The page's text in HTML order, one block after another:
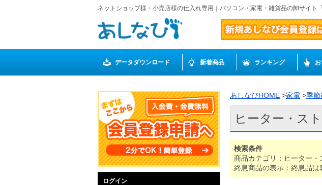
ネットショップ様・小売店様の仕入れ専用｜パソコン・家電・雑貨品の卸サイ
データダウンロード 新着商品 ランキング
ログイン
あしなびHOME >家電 >季節
ヒーター・ス
検索条件
商品カテゴリ：ヒーター・
終息商品の表示：終息品は